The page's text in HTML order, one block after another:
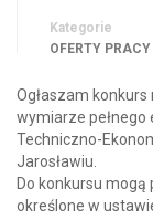
Kategorie
OFERTY
Ogłaszam
wymiarze pełnego
Techniczno-
Jarosławiu.
Do konkursu mogą
określone w